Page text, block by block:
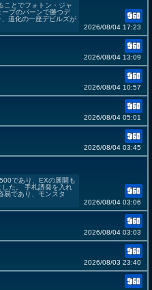
ことでフォトン・ジャ
ブのバーンで勝つデ
道化の一座デビルズが
2026/08/04 17:23
2026/08/04 13:09
2026/08/04 10:57
2026/08/04 05:01
2026/08/04 03:45
であり、EXの展開も
た。 手札誘発を入れ
易であり、モンスタ
2026/08/04 03:06
2026/08/04 03:03
2026/08/03 23:40